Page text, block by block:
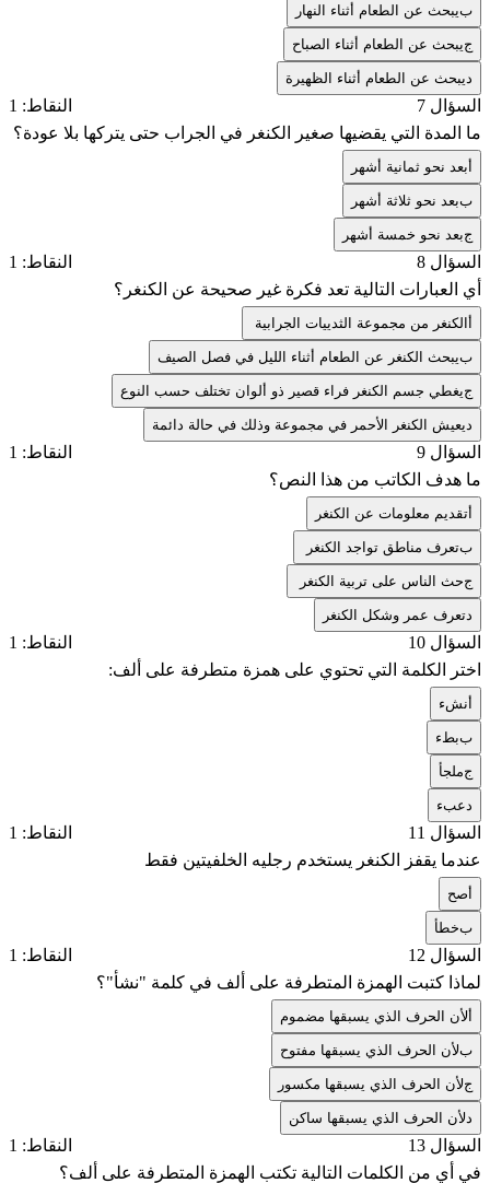
بيبحث عن الطعام أثناء النهار
جيبحث عن الطعام أثناء الصباح
يبحث عن الطعام أثناء الظهيرة
السؤال 7
النقاط: 1
ما المدة التي يقضيها صغير الكنغر في الجراب حتى يتركها بلا عودة؟
بعد نحو ثمانية أشهر
ببعد نحو ثلاثة أشهر
جبعد نحو خمسة أشهر
السؤال 8
النقاط: 1
أي العبارات التالية تعد فكرة غير صحيحة عن الكنغر؟
الكنغر من مجموعة الثدييات الجرابية
بيبحث الكنغر عن الطعام أثناء الليل في فصل الصيف
جيغطي جسم الكنغر فراء قصير ذو ألوان تختلف حسب النوع
يعيش الكنغر الأحمر في مجموعة وذلك في حالة دائمة
السؤال 9
النقاط: 1
ما هدف الكاتب من هذا النص؟
تقديم معلومات عن الكنغر
بتعرف مناطق تواجد الكنغر
جحث الناس على تربية الكنغر
تعرف عمر وشكل الكنغر
السؤال 10
النقاط: 1
اختر الكلمة التي تحتوي على همزة متطرفة على ألف:
نشء
ببطء
جملجأ
عبء
السؤال 11
النقاط: 1
عندما يقفز الكنغر يستخدم رجليه الخلفيتين فقط
صح
بخطأ
السؤال 12
النقاط: 1
لماذا كتبت الهمزة المتطرفة على ألف في كلمة "نشأ"؟
لأن الحرف الذي يسبقها مضموم
بلأن الحرف الذي يسبقها مفتوح
جلأن الحرف الذي يسبقها مكسور
لأن الحرف الذي يسبقها ساكن
السؤال 13
النقاط: 1
في أي من الكلمات التالية تكتب الهمزة المتطرفة على ألف؟